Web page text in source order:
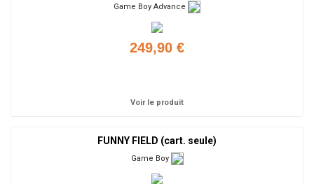
Game Boy Advance
249,90 €
Voir le produit
FUNNY FIELD (cart. seule)
Game Boy